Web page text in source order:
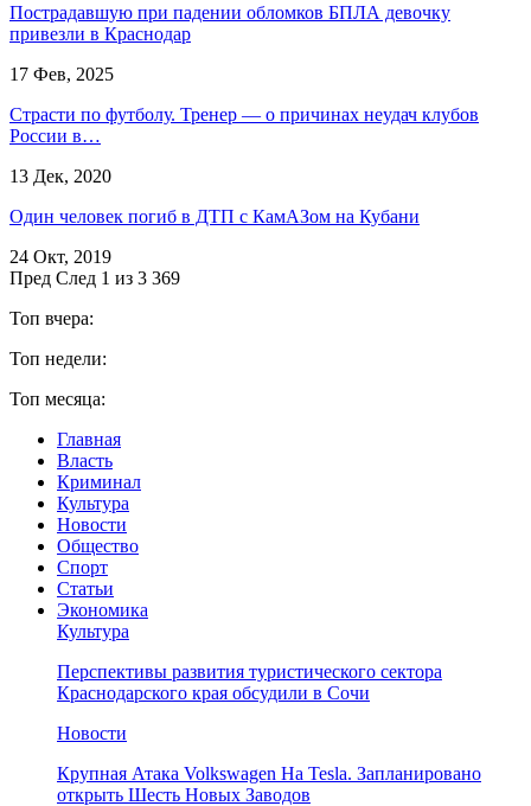
Пострадавшую при падении обломков БПЛА девочку
привезли в Краснодар
17 Фев, 2025
Страсти по футболу. Тренер — о причинах неудач клубов
России в…
13 Дек, 2020
Один человек погиб в ДТП с КамАЗом на Кубани
24 Окт, 2019
Пред След 1 из 3 369
Топ вчера:
Топ недели:
Топ месяца:
Главная
Власть
Криминал
Культура
Новости
Общество
Спорт
Статьи
Экономика
Культура
Перспективы развития туристического сектора
Краснодарского края обсудили в Сочи
Новости
Крупная Атака Volkswagen На Tesla. Запланировано
открыть Шесть Новых Заводов